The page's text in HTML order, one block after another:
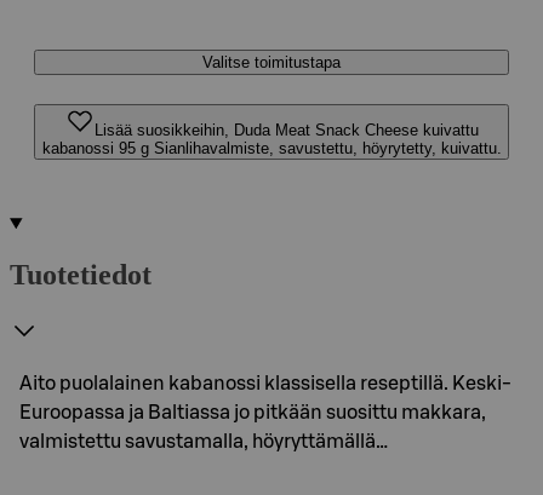
Valitse toimitustapa
Lisää suosikkeihin, Duda Meat Snack Cheese kuivattu
kabanossi 95 g Sianlihavalmiste, savustettu, höyrytetty, kuivattu.
Tuotetiedot
Aito puolalainen kabanossi klassisella reseptillä. Keski-
Euroopassa ja Baltiassa jo pitkään suosittu makkara,
valmistettu savustamalla, höyryttämällä…